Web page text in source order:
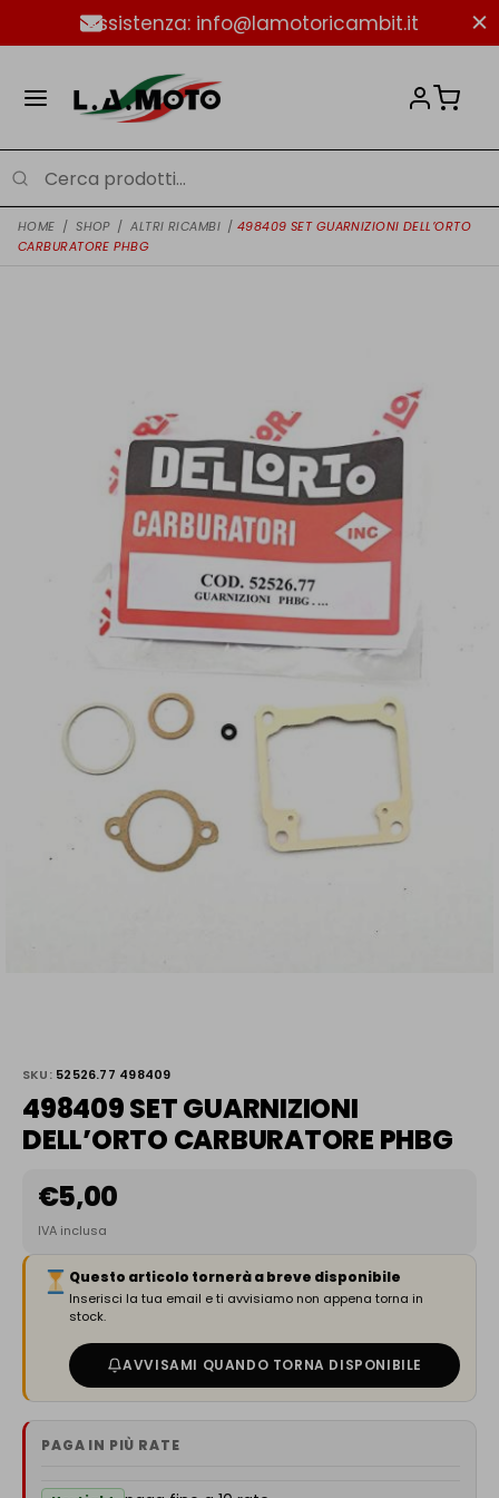
Assistenza: info@lamotoricambit.it
HOME / SHOP / ALTRI RICAMBI / 498409 SET GUARNIZIONI DELL’ORTO
CARBURATORE PHBG
SKU: 52526.77 498409
498409 SET GUARNIZIONI
DELL’ORTO CARBURATORE PHBG
€5,00
IVA inclusa
Questo articolo tornerà a breve disponibile
Inserisci la tua email e ti avvisiamo non appena torna in
stock.
AVVISAMI QUANDO TORNA DISPONIBILE
PAGA IN PIÙ RATE